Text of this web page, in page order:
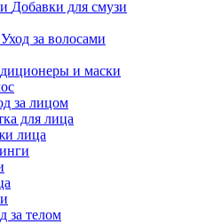
Добавки для смузи
Уход за волосами
и маски
за лицом
для лица
лица
за телом